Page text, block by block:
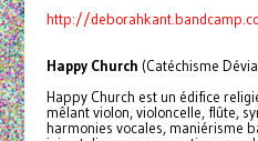
http://
Happy Church (Catéchisme
Happy Church est un édifice
mêlant violon, violoncelle, flûte,
harmonies vocales, maniérisme